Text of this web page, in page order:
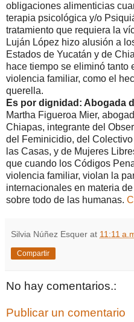
obligaciones alimenticias
terapia psicológica y/o
tratamiento que requiera la
Luján López hizo alusión a
Estados de Yucatán y de
hace tiempo se eliminó tanto
violencia familiar, como el
querella.
Es por dignidad: Abogada
Martha Figueroa Mier,
Chiapas, integrante del
del Feminicidio, del
las Casas, y de Mujeres
que cuando los Códigos
violencia familiar, violan la
internacionales en materia
sobre todo de las humanas.
Silvia Núñez Esquer at 11:11
Compartir
No hay comentarios.:
Publicar un comentario